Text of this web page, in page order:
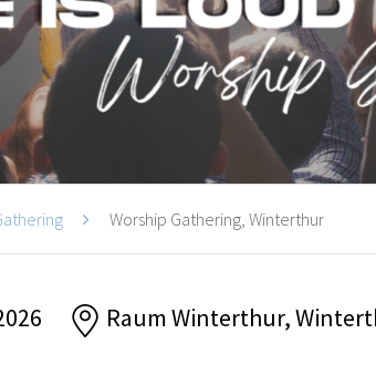
Worship Gathering, Winterthur
Raum Winterthur,